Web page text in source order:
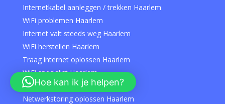
Internetkabel aanleggen / trekken Haarlem
WiFi problemen Haarlem
Internet valt steeds weg Haarlem
WiFi herstellen Haarlem
Traag internet oplossen Haarlem
WiFi specialist Haarlem
Hulp bij WiFi instellen Haarlem
Netwerkstoring oplossen Haarlem
Hoe kan ik je helpen?